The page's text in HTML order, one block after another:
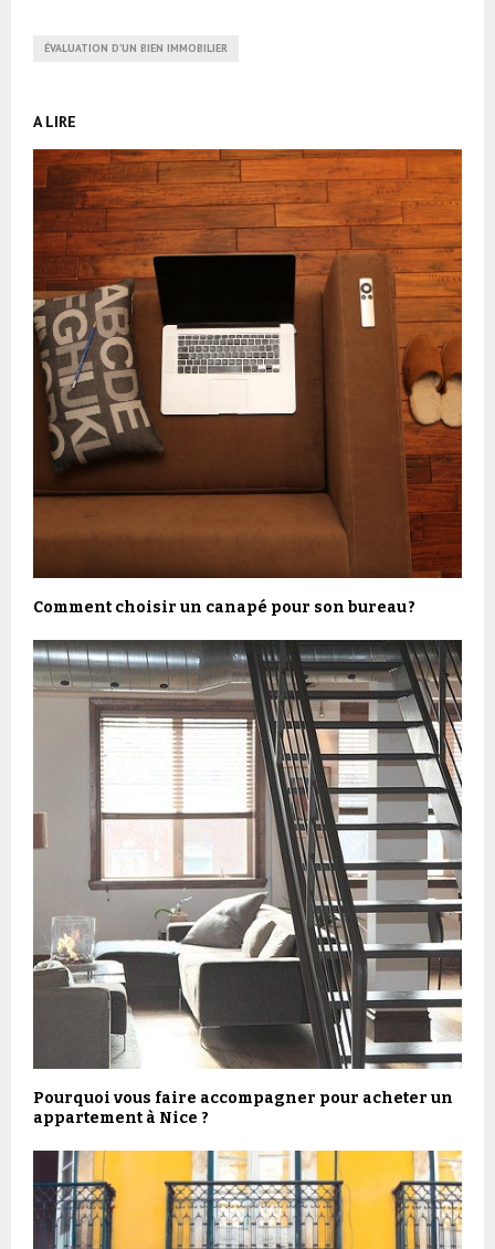
ÉVALUATION D’UN BIEN IMMOBILIER
A LIRE
Comment choisir un canapé pour son bureau ?
Pourquoi vous faire accompagner pour acheter un
appartement à Nice ?